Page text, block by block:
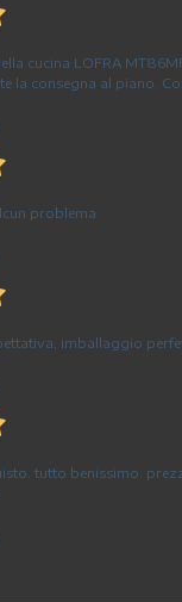
cucina LOFRA
la consegna al piano.
problema
imballaggio
tutto benissimo.